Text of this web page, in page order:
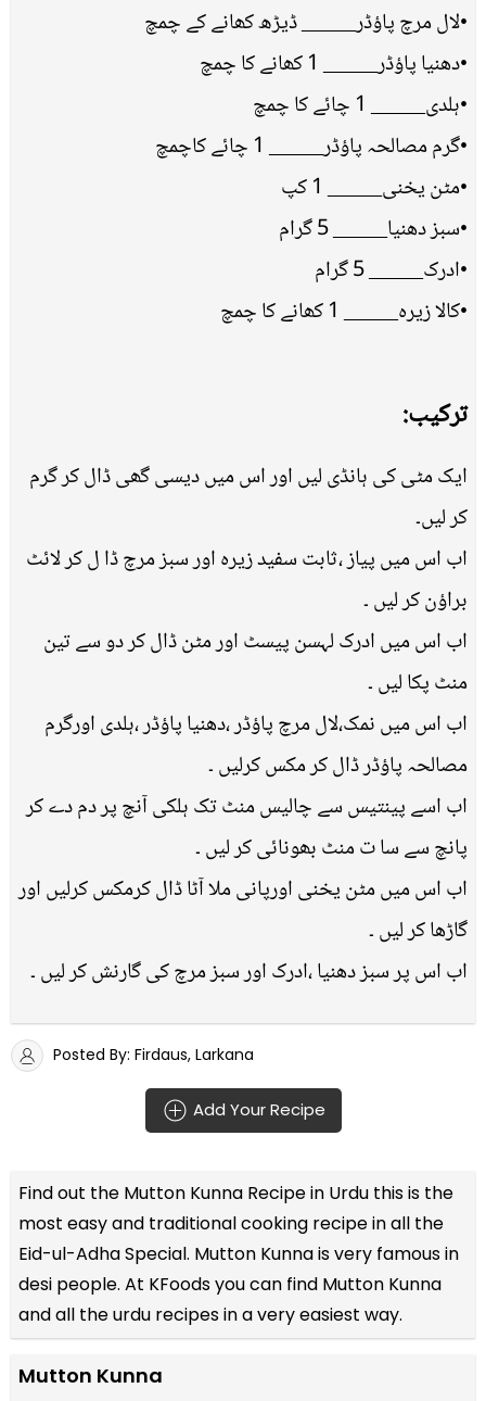
•لال مرچ پاؤڈر_____ ڈیڑھ کھانے کے چمچ
•دھنیا پاؤڈر_____ 1 کھانے کا چمچ
•ہلدی_____ 1 چائے کا چمچ
•گرم مصالحہ پاؤڈر_____ 1 چائے کاچمچ
•مٹن یخنی_____ 1 کپ
•سبز دھنیا_____ 5 گرام
•ادرک_____ 5 گرام
•کالا زیرہ_____ 1 کھانے کا چمچ
ترکیب:
ایک مٹی کی ہانڈی لیں اور اس میں دیسی گھی ڈال کر گرم
کر لیں۔
اب اس میں پیاز ،ثابت سفید زیرہ اور سبز مرچ ڈا ل کر لائٹ
براؤن کر لیں ۔
اب اس میں ادرک لہسن پیسٹ اور مٹن ڈال کر دو سے تین
منٹ پکا لیں ۔
اب اس میں نمک،لال مرچ پاؤڈر ،دھنیا پاؤڈر ،ہلدی اورگرم
مصالحہ پاؤڈر ڈال کر مکس کرلیں ۔
اب اسے پینتیس سے چالیس منٹ تک ہلکی آنچ پر دم دے کر
پانچ سے سا ت منٹ بھونائی کر لیں ۔
اب اس میں مٹن یخنی اورپانی ملا آٹا ڈال کرمکس کرلیں اور
گاڑھا کر لیں ۔
اب اس پر سبز دھنیا ،ادرک اور سبز مرچ کی گارنش کر لیں ۔
Posted By: Firdaus, Larkana
Add Your Recipe
Find out the Mutton Kunna Recipe in Urdu this is the
most easy and traditional cooking recipe in all the
Eid-ul-Adha Special. Mutton Kunna is very famous in
desi people. At KFoods you can find Mutton Kunna
and all theurdu recipesin a very easiest way.
Mutton Kunna